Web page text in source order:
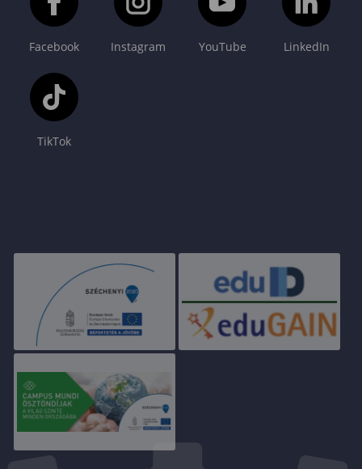
Facebook Instagram YouTube LinkedIn
TikTok